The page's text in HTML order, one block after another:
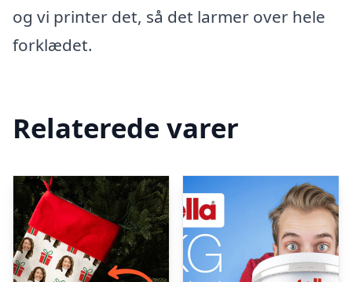
og vi printer det, så det larmer over hele
forklædet.
Relaterede varer